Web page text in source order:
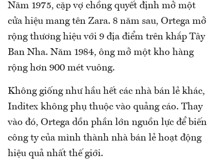
Năm 1975, cặp vợ chồng quyết định mở một
cửa hiệu mang tên Zara. 8 năm sau, Ortega mở
rộng thương hiệu với 9 địa điểm trên khắp Tây
Ban Nha. Năm 1984, ông mở một kho hàng
rộng hơn 900 mét vuông.
Không giống như hầu hết các nhà bán lẻ khác,
Inditex không phụ thuộc vào quảng cáo. Thay
vào đó, Ortega dồn phần lớn nguồn lực để biến
công ty của mình thành nhà bán lẻ hoạt động
hiệu quả nhất thế giới.